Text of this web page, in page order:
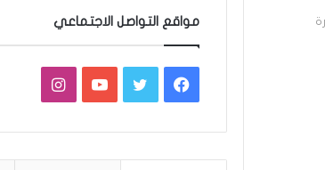
مواقع التواصل الاجتماعي
فيسبوكتويتر يوتيوبانستقرام